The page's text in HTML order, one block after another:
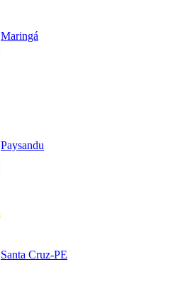
Maringá
Paysandu
Santa Cruz-PE